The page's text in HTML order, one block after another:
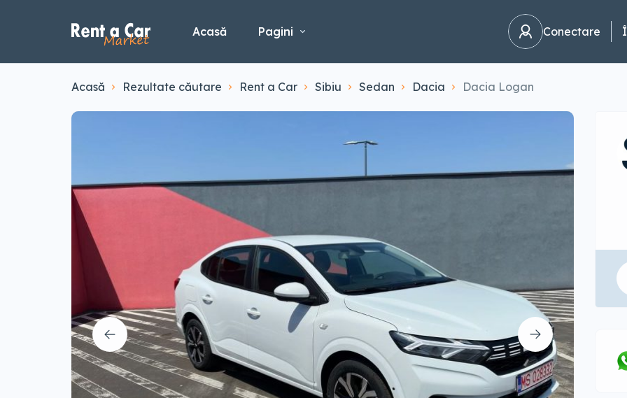
Acasă Pagini Conectare
Acasă Rezultate căutare Rent a Car Sibiu Sedan Dacia Dacia Logan